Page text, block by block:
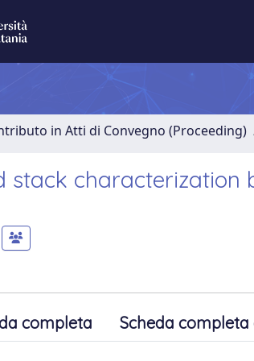
in Atti di Convegno (Proceeding)
stack
completa Scheda completa